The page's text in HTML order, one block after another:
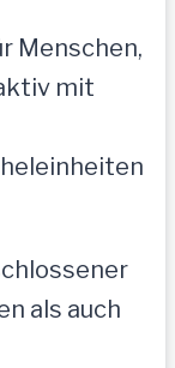
Menschen,
mit
als auch